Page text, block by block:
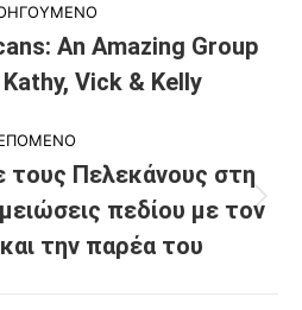
Previous
post:
An Amazing Group
Vick & Kelly
Next
post:
τους Πελεκάνους στη
πεδίου με τον
την παρέα του